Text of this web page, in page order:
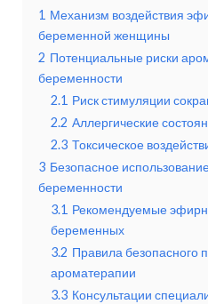
1 Механизм воздействия
беременной женщины
2 Потенциальные риски
беременности
2.1 Риск стимуляции
2.2 Аллергические
2.3 Токсическое
3 Безопасное
беременности
3.1 Рекомендуемые
беременных
3.2 Правила безопасного
ароматерапии
3.3 Консультации